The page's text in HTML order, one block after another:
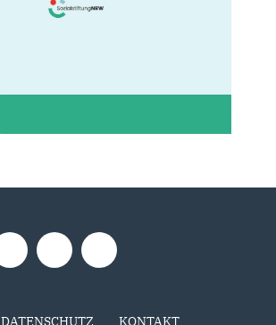
DATENSCHUTZ KONTAKT